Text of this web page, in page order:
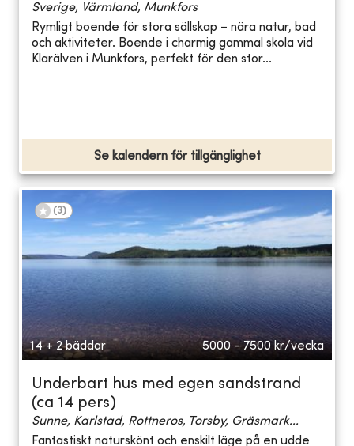
Sverige, Värmland, Munkfors
Rymligt boende för stora sällskap – nära natur, bad
och aktiviteter. Boende i charmig gammal skola vid
Klarälven i Munkfors, perfekt för den stor...
Se kalendern för tillgänglighet
(3)
14 + 2 bäddar 5000 - 7500 kr/vecka
Underbart hus med egen sandstrand
(ca 14 pers)
Sunne, Karlstad, Rottneros, Torsby, Gräsmark...
Fantastiskt naturskönt och enskilt läge på en udde